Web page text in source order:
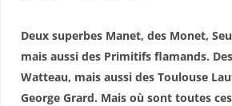
Deux superbes Manet, des Monet,
mais aussi des Primitifs flamands.
Watteau, mais aussi des Toulouse
George Grard. Mais où sont toutes